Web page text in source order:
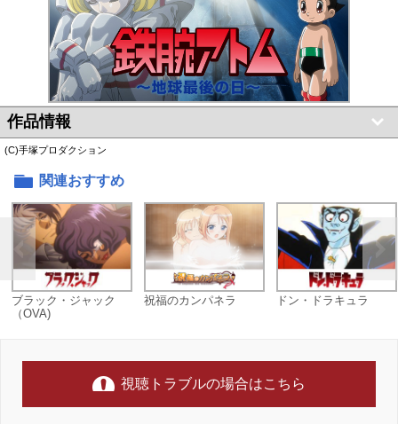
作品情報
(C)手塚プロダクション
関連おすすめ
ブラック・ジャック
（OVA)
祝福のカンパネラ ドン・ドラキュラ
視聴トラブルの場合はこちら